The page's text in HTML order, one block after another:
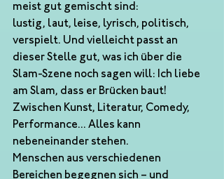
meist gut gemischt sind:
lustig, laut, leise, lyrisch, politisch,
verspielt. Und vielleicht passt an
dieser Stelle gut, was ich über die
Slam-Szene noch sagen will: Ich liebe
am Slam, dass er Brücken baut!
Zwischen Kunst, Literatur, Comedy,
Performance... Alles kann
nebeneinander stehen.
Menschen aus verschiedenen
Bereichen begegnen sich – und